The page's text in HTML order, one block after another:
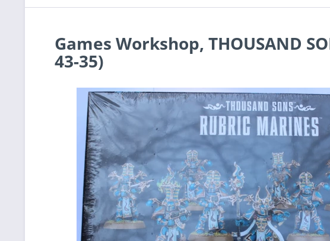
Games Workshop, THOUSAND
43-35)